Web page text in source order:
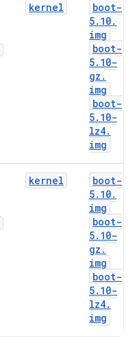
kernel
boot-
5. 10.
img
boot-
5. 10-
gz .
img
boot-
5. 10-
lz4.
img
kernel
boot-
5. 10.
img
boot-
5. 10-
gz .
img
boot-
5. 10-
lz4.
img